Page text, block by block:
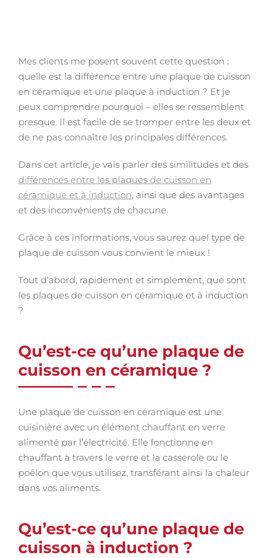
Mes clients me posent souvent cette question :
quelle est la différence entre une plaque de cuisson
en céramique et une plaque à induction ? Et je
peux comprendre pourquoi – elles se ressemblent
presque. Il est facile de se tromper entre les deux et
de ne pas connaître les principales différences.
Dans cet article, je vais parler des similitudes et des
différences entre les plaques de cuisson en
céramique et à induction, ainsi que des avantages
et des inconvénients de chacune.
Grâce à ces informations, vous saurez quel type de
plaque de cuisson vous convient le mieux !
Tout d’abord, rapidement et simplement, que sont
les plaques de cuisson en céramique et à induction
?
Qu’est-ce qu’une plaque de
cuisson en céramique ?
Une plaque de cuisson en céramique est une
cuisinière avec un élément chauffant en verre
alimenté par l’électricité. Elle fonctionne en
chauffant à travers le verre et la casserole ou le
poêlon que vous utilisez, transférant ainsi la chaleur
dans vos aliments.
Qu’est-ce qu’une plaque de
cuisson à induction ?